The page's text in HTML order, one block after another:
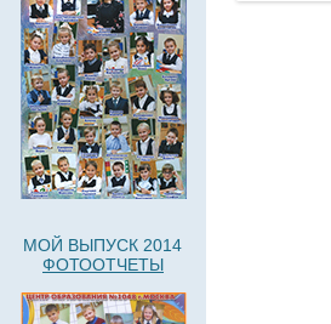
МОЙ ВЫПУСК 2014
ФОТООТЧЕТЫ